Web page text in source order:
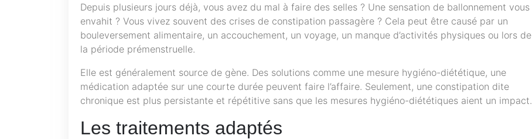
Depuis plusieurs jours déjà, vous avez du mal à faire des selles ? Une sensation de ballonnement vous
envahit ? Vous vivez souvent des crises de constipation passagère ? Cela peut être causé par un
bouleversement alimentaire, un accouchement, un voyage, un manque d’activités physiques ou lors de
la période prémenstruelle.
Elle est généralement source de gène. Des solutions comme une mesure hygiéno-diététique, une
médication adaptée sur une courte durée peuvent faire l’affaire. Seulement, une constipation dite
chronique est plus persistante et répétitive sans que les mesures hygiéno-diététiques aient un impact.
Les traitements adaptés